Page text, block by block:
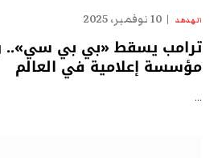
الهدهد 10 نوفمبر، 2025
ترامب يسقط «بي بي سي»..
مؤسسة إعلامية في العالم
…